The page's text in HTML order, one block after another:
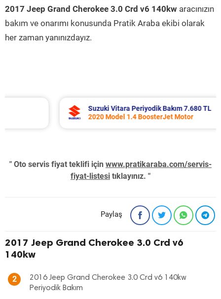
2017 Jeep Grand Cherokee 3.0 Crd v6 140kw aracınızın
bakım ve onarımı konusunda Pratik Araba ekibi olarak
her zaman yanınızdayız.
Suzuki Vitara Periyodik Bakım 7.680 TL
2020 Model 1.4 BoosterJet Motor
" Oto servis fiyat teklifi için www.pratikaraba.com/servis-
fiyat-listesi tıklayınız. "
Paylaş
2017 Jeep Grand Cherokee 3.0 Crd v6
140kw
2
2016 Jeep Grand Cherokee 3.0 Crd v6 140kw
Periyodik Bakım